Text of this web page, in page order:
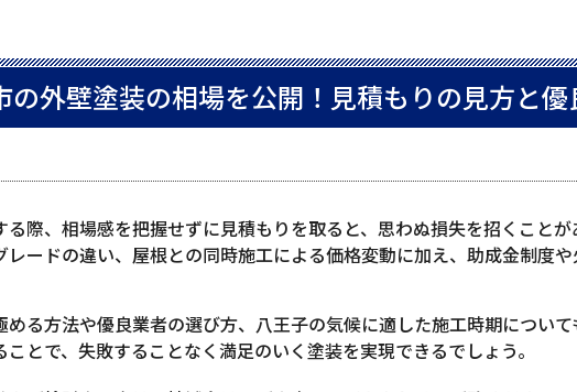
の外壁塗装の相場を公開！見積もりの見方と
際、相場感を把握せずに見積もりを取ると、思わぬ損失を招くことが
ードの違い、屋根との同時施工による価格変動に加え、助成金制度
る方法や優良業者の選び方、八王子の気候に適した施工時期につい
とで、失敗することなく満足のいく塗装を実現できるでしょう。